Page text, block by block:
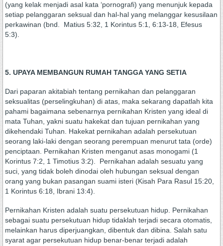
(yang kelak menjadi asal kata ‘pornografi) yang menunjuk kepada
setiap pelanggaran seksual dan hal-hal yang melanggar kesusilaan
perkawinan (bnd. Matius 5:32, 1 Korintus 5:1, 6:13-18, Efesus
5:3).
5. UPAYA MEMBANGUN RUMAH TANGGA YANG SETIA
Dari paparan akitabiah tentang pernikahan dan pelanggaran
seksualitas (perselingkuhan) di atas, maka sekarang dapatlah kita
pahami bagaimana sebenarnya pernikahan Kristen yang ideal di
mata Tuhan, yakni suatu hakekat dan tujuan pernikahan yang
dikehendaki Tuhan. Hakekat pernikahan adalah persekutuan
seorang laki-laki dengan seorang perempuan menurut tata (orde)
penciptaan. Pernikahan Kristen menganut asas monogami (1
Korintus 7:2, 1 Timotius 3:2). Pernikahan adalah sesuatu yang
suci, yang tidak boleh dinodai oleh hubungan seksual dengan
orang yang bukan pasangan suami isteri (Kisah Para Rasul 15:20,
1 Korintus 6:18, Ibrani 13:4).
Pernikahan Kristen adalah suatu persekutuan hidup. Pernikahan
sebagai suatu persekutuan hidup tidaklah terjadi secara otomatis,
melainkan harus diperjuangkan, dibentuk dan dibina. Salah satu
syarat agar persekutuan hidup benar-benar terjadi adalah